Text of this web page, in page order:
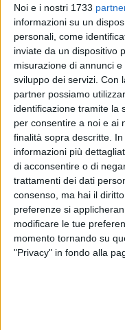
Noi e i nostri 1733
informazioni su un
personali, come
inviate da un dispositivo
misurazione di annunci
sviluppo dei servizi. Con
partner possiamo
identificazione tramite la
per consentire a noi e ai
finalità sopra descritte.
informazioni più
di acconsentire o di
trattamenti dei dati
consenso, ma hai il
preferenze si
modificare le tue
momento tornando su
"Privacy" in fondo alla
25
Un incendio è
condominio di via
Quattro auto sono
un unico proprietario.
Il rogo, di probabile
ore 03.30 nell'area di
dal supermercato
condomino.